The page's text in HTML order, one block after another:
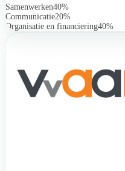
Samenwerken40%
Communicatie20%
Organisatie en financiering40%